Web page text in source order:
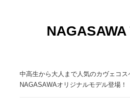
中高生から大人まで人気のカヴェコス
NAGASAWAオリジナルモデル登場！